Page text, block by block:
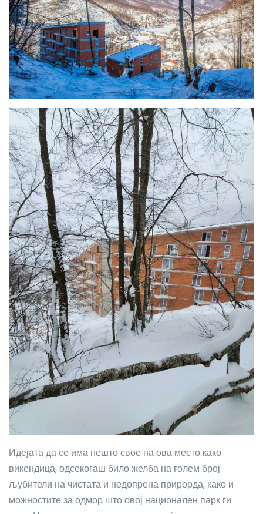
Идејата да се има нешто свое на ова место како
викендица, одсекогаш било желба на голем број
љубители на чистата и недопрена прирорда, како и
можностите за одмор што овој национален парк ги